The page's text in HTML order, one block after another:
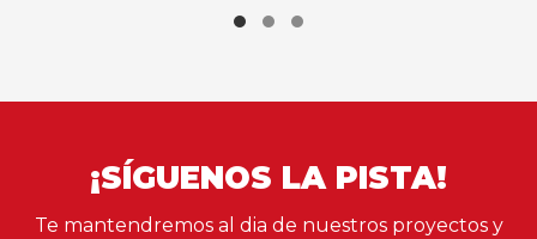
¡SÍGUENOS LA PISTA!
Te mantendremos al dia de nuestros proyectos y